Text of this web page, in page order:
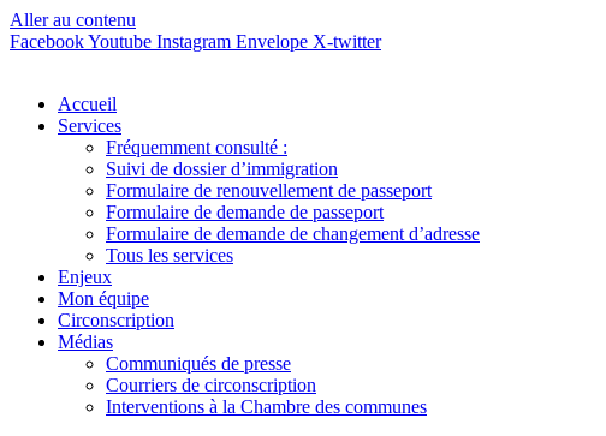
Aller au contenu
FacebookYoutube Instagram Envelope X-twitter
Accueil
Services
Fréquemment consulté :
Suivi de dossier d’immigration
Formulaire de renouvellement de passeport
Formulaire de demande de passeport
Formulaire de demande de changement d’adresse
Tous les services
Enjeux
Mon équipe
Circonscription
Médias
Communiqués de presse
Courriers de circonscription
Interventions à la Chambre des communes